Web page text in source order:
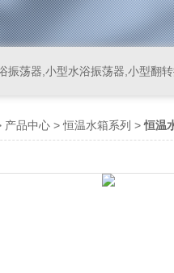
振荡器,小型水浴振荡器,小型翻
产品中心 >恒温水箱系列 >恒温